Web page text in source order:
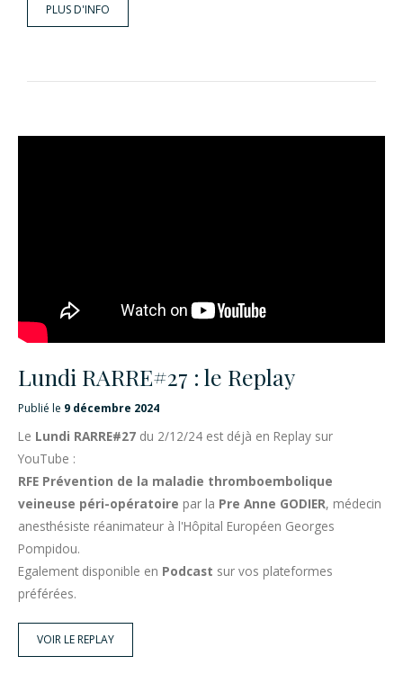
PLUS D'INFO
Lundi RARRE#27 : le Replay
Publié le 9 décembre 2024
Le Lundi RARRE#27 du 2/12/24 est déjà en Replay sur
YouTube :
RFE Prévention de la maladie thromboembolique
veineuse péri-opératoire par la Pre Anne GODIER, médecin
anesthésiste réanimateur à l'Hôpital Européen Georges
Pompidou.
Egalement disponible en Podcast sur vos plateformes
préférées.
VOIR LE REPLAY